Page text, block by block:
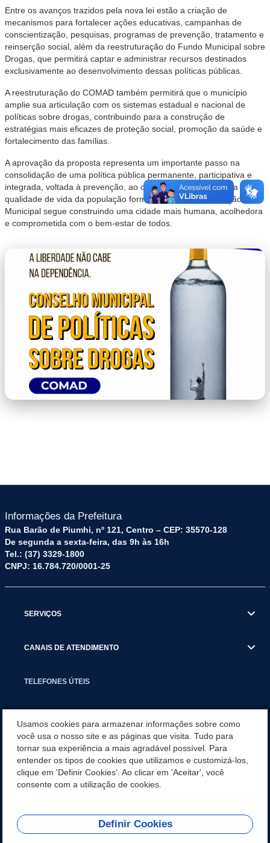
Entre os avanços trazidos pela nova lei estão a criação de
mecanismos para fortalecer ações educativas, campanhas de
conscientização, pesquisas, programas de prevenção, tratamento e
reinserção social, além da reestruturação do Fundo Municipal sobre
Drogas, que permitirá captar e administrar recursos destinados
exclusivamente ao desenvolvimento dessas políticas públicas.
A reestruturação do COMAD também permitirá que o município
amplie sua articulação com os sistemas estadual e nacional de
políticas sobre drogas, contribuindo para a construção de
estratégias mais eficazes de proteção social, promoção da saúde e
fortalecimento das famílias.
A aprovação da proposta representa um importante passo na
consolidação de uma política pública permanente, participativa e
integrada, voltada à prevenção, ao cuidado e à promoção da
qualidade de vida da população formiguense. A Administração
Municipal segue construindo uma cidade mais humana, acolhedora
e comprometida com o bem-estar de todos.
Informações da Prefeitura
Rua Barão de Piumhi, nº 121, Centro – CEP: 35570-128
De segunda a sexta-feira, das 9h às 16h
Tel.: (37) 3329-1800
CNPJ: 16.784.720/0001-25
SERVIÇOS
CANAIS DE ATENDIMENTO
TELEFONES ÚTEIS
NOTÍCIAS
APLICATIVO
REDES SOCIAIS
Usamos cookies para armazenar informações sobre como
você usa o nosso site e as páginas que visita. Tudo para
tornar sua experiência a mais agradável possível. Para
entender os tipos de cookies que utilizamos e customizá-los,
clique em 'Definir Cookies'. Ao clicar em 'Aceitar', você
consente com a utilização de cookies.
Definir Cookies